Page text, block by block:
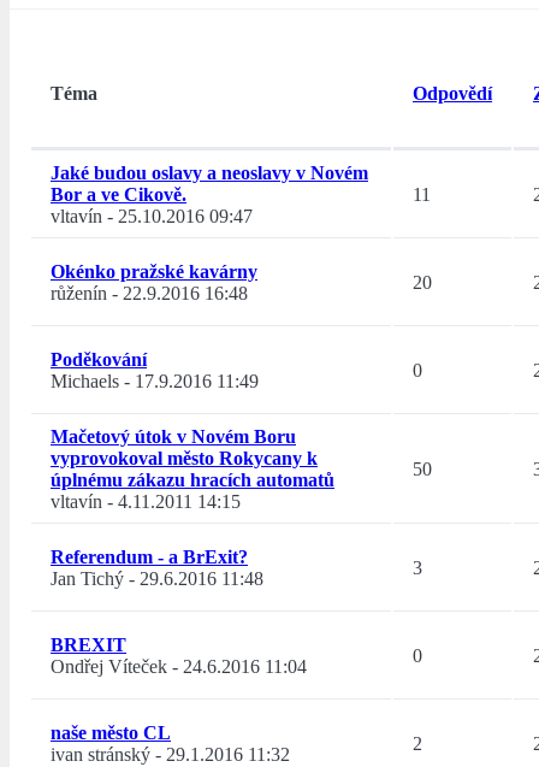
Téma Odpovědí
Jaké budou oslavy a neoslavy v Novém
Bor a ve Cikově.
vltavín - 25.10.2016 09:47
11
Okénko pražské kavárny
růženín - 22.9.2016 16:48
20
Poděkování
Michaels - 17.9.2016 11:49
0
Mačetový útok v Novém Boru
vyprovokoval město Rokycany k
úplnému zákazu hracích automatů
vltavín - 4.11.2011 14:15
50
Referendum - a BrExit?
Jan Tichý - 29.6.2016 11:48
3
BREXIT
Ondřej Víteček - 24.6.2016 11:04
0
naše město CL
ivan stránský - 29.1.2016 11:32
2